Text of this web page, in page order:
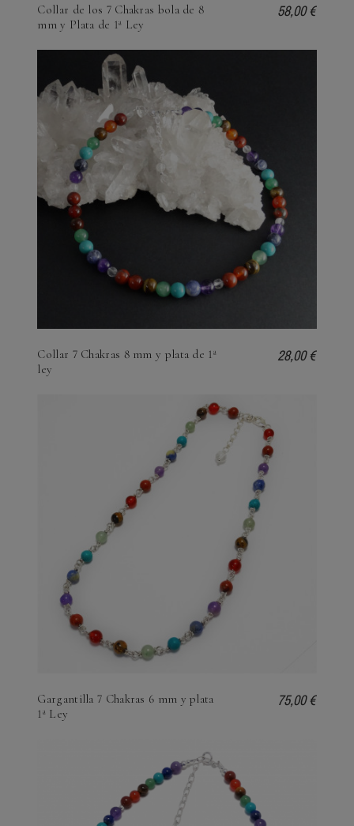
Collar de los 7 Chakras bola de 8
mm y Plata de 1ª Ley
58,00 €
Collar 7 Chakras 8 mm y plata de 1ª
ley
28,00 €
Gargantilla 7 Chakras 6 mm y plata
1ª Ley
75,00 €